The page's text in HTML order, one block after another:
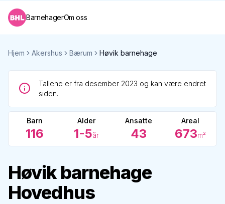
BarnehagerOm oss
Hjem Akershus Bærum Høvik barnehage
Tallene er fra desember 2023 og kan være endret
siden.
Barn
116
Alder
1-5år
Ansatte
43
Areal
673m²
Høvik barnehage
Hovedhus